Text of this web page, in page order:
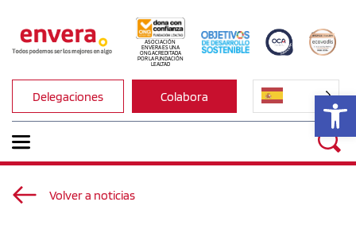
ASOCIACIÓN
ENVERA ES UNA
ONG ACREDITADA
POR LA FUNDACIÓN
LEALTAD
Delegaciones Colabora
Volver a noticias